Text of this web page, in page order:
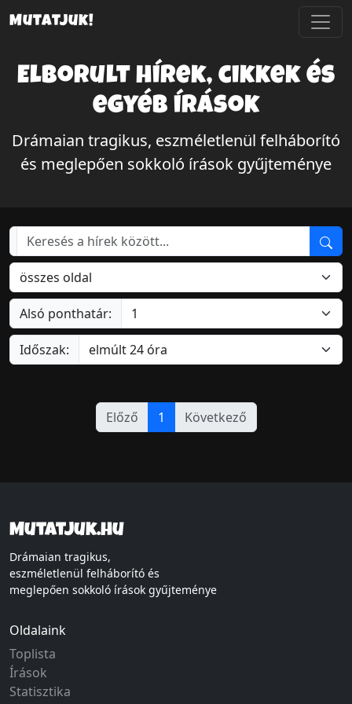
Mutatjuk!
Elborult hírek, cikkek és
egyéb írások
Drámaian tragikus, eszméletlenül felháborító
és meglepően sokkoló írások gyűjteménye
Alsó ponthatár:
Időszak:
Előző 1 Következő
Mutatjuk.hu
Drámaian tragikus,
eszméletlenül felháborító és
meglepően sokkoló írások gyűjteménye
Oldalaink
Toplista
Írások
Statisztika